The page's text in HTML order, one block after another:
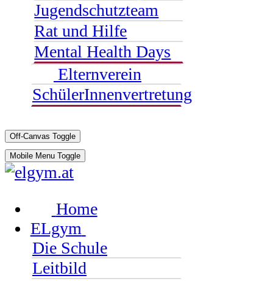
Jugendschutzteam
Rat und Hilfe
Mental Health Days
Elternverein
SchülerInnenvertretung
Off-Canvas Toggle
Mobile Menu Toggle
Home
ELgym
Die Schule
Leitbild